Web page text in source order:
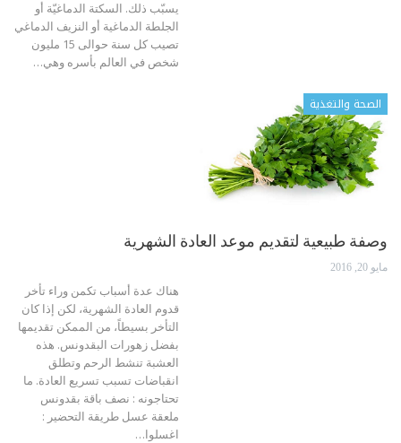
يسبّب ذلك. السكتة الدماغيّة أو
الجلطة الدماغية أو النزيف الدماغي
تصيب كل سنة حوالى 15 مليون
شخص في العالم بأسره وهي…
الصحة والتغذية
وصفة طبيعية لتقديم موعد العادة الشهرية
مايو 20, 2016
هناك عدة أسباب تكمن وراء تأخر
قدوم العادة الشهرية، لكن إذا كان
التأخر بسيطاً، من الممكن تقديمها
بفضل زهورات البقدونس. هذه
العشبة تنشط الرحم وتطلق
انقباضات تسبب تسريع العادة. ما
تحتاجونه : نصف باقة بقدونس
ملعقة عسل طريقة التحضير :
اغسلوا…